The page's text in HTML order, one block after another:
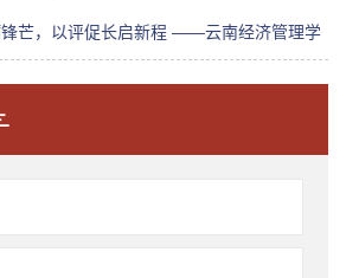
锋芒，以评促长启新程 ——云南经济管理学
毕业论文答辩圆满收官